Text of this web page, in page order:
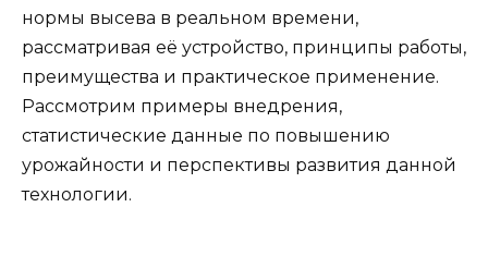
нормы высева в реальном времени,
рассматривая её устройство, принципы работы,
преимущества и практическое применение.
Рассмотрим примеры внедрения,
статистические данные по повышению
урожайности и перспективы развития данной
технологии.